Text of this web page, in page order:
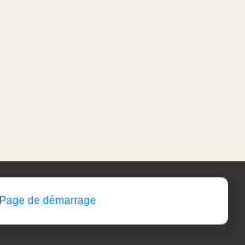
Page de démarrage